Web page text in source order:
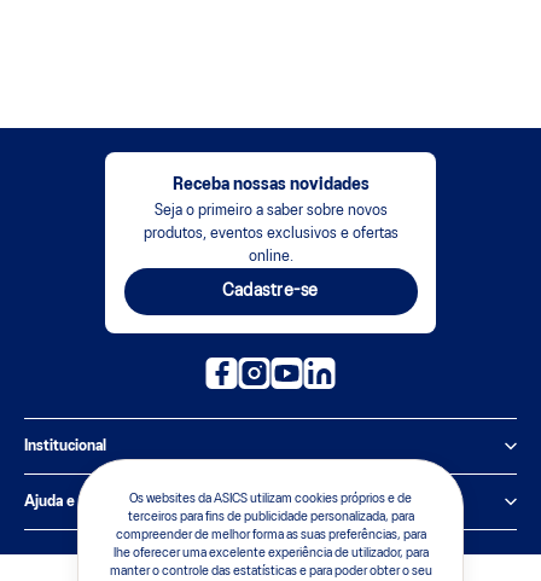
Os websites da ASICS utilizam cookies próprios e de
terceiros para fins de publicidade personalizada, para
compreender de melhor forma as suas preferências, para
lhe oferecer uma excelente experiência de utilizador, para
manter o controle das estatísticas e para poder obter o seu
Receba nossas novidades
Seja o primeiro a saber sobre novos
produtos, eventos exclusivos e ofertas
online.
Cadastre-se
Institucional
Política de Privacidade
Sobre a ASICS
Ajuda e suporte
Central de Relacionamento